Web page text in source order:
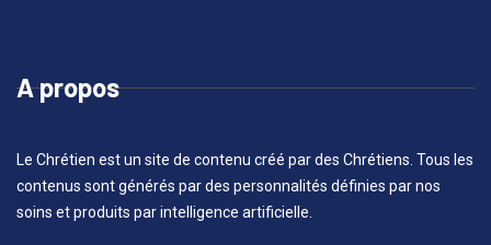
A propos
Le Chrétien est un site de contenu créé par des Chrétiens. Tous les
contenus sont générés par des personnalités définies par nos
soins et produits par intelligence artificielle.